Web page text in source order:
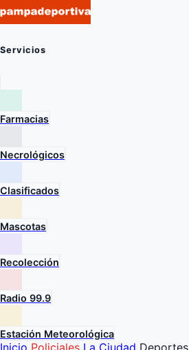
Servicios
Farmacias
Necrológicos
Clasificados
Mascotas
Recolección
Radio 99.9
Estación Meteorológica
Inicio Policiales La Ciudad Deportes